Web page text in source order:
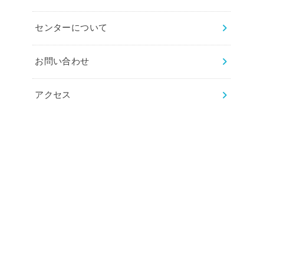
センターについて
お問い合わせ
アクセス